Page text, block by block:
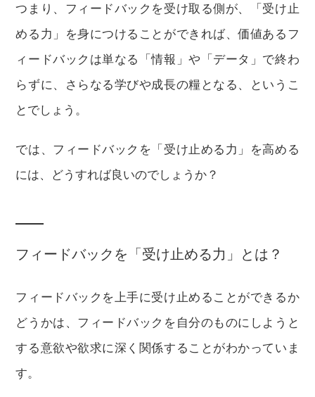
つまり、フィードバックを受け取る側が、「受け止
める力」を身につけることができれば、価値あるフ
ィードバックは単なる「情報」や「データ」で終わ
らずに、さらなる学びや成長の糧となる、というこ
とでしょう。
では、フィードバックを「受け止める力」を高める
には、どうすれば良いのでしょうか？
フィードバックを「受け止める力」とは？
フィードバックを上手に受け止めることができるか
どうかは、フィードバックを自分のものにしようと
する意欲や欲求に深く関係することがわかっていま
す。